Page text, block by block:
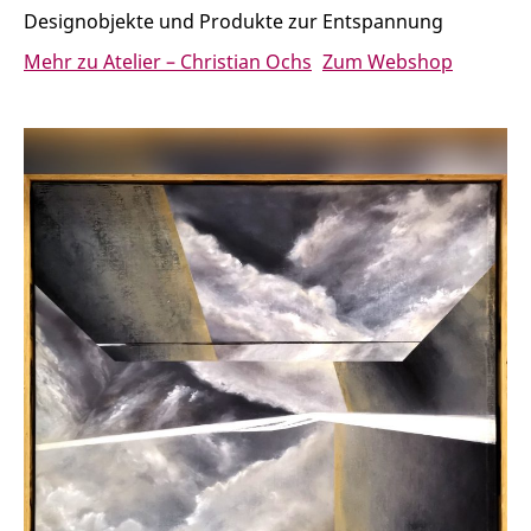
Designobjekte und Produkte zur Entspannung
Mehr zu Atelier – Christian Ochs Zum Webshop